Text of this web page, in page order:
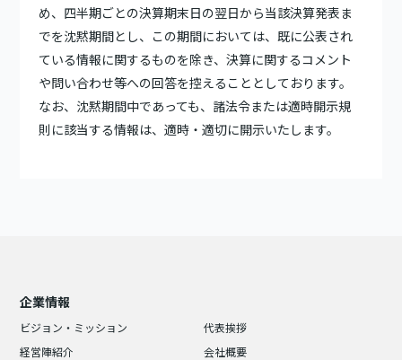
め、四半期ごとの決算期末日の翌日から当該決算発表ま
でを沈黙期間とし、この期間においては、既に公表され
ている情報に関するものを除き、決算に関するコメント
や問い合わせ等への回答を控えることとしております。
なお、沈黙期間中であっても、諸法令または適時開示規
則に該当する情報は、適時・適切に開示いたします。
企業情報
ビジョン・ミッション
代表挨拶
経営陣紹介
会社概要